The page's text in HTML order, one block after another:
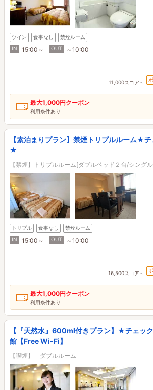
ツイン 食事なし
禁煙ルーム
IN
15:00～ OUT ～10:00
11,000スコア～
最大1,000円クーポン
利用条件あり
【素泊まりプラン】禁煙トリプルルーム★
★
【禁煙】トリプルルーム[ダブルベッド２台/シング
トリプル 食事なし
禁煙ルーム
IN
15:00～ OUT ～10:00
16,500スコア～
最大1,000円クーポン
利用条件あり
【『天然水』600ml付きプラン】★チェ
館【Free Wi-Fi】
【喫煙】 ダブルルーム